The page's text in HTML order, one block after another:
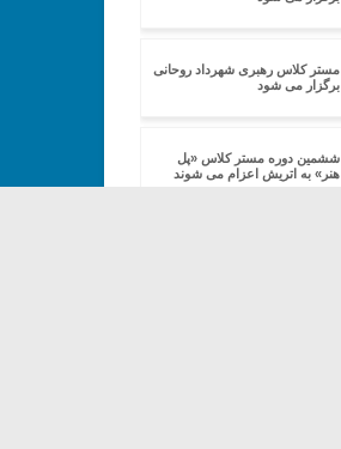
مستر کلاس رهبری شهرداد روحانی
برگزار می شود
ششمین دوره مستر کلاس «پل
هنر» به اتریش اعزام می شوند